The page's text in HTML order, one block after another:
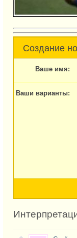
Создание
Ваше имя:
Ваши варианты: